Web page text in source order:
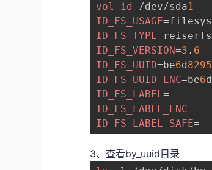
vol_id /dev/sda1
ID_FS_USAGE
ID_FS_TYPE
ID_FS_VERSION=3 . 6
ID_FS_UUID=be6d8295
ID_FS_UUID_ENC=be6d
ID_FS_LABEL
ID_FS_LABEL_ENC
ID_FS_LABEL_SAFE
3、查看by_uuid目录